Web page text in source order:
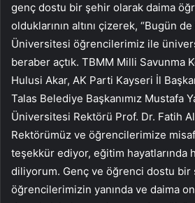
genç dostu bir şehir olarak daima
olduklarının altını çizerek, “Bugün de
Üniversitesi öğrencilerimiz ile
beraber açtık. TBMM Milli Savunma
Hulusi Akar, AK Parti Kayseri İl
Talas Belediye Başkanımız Mustafa
Üniversitesi Rektörü Prof. Dr. Fatih
Rektörümüz ve öğrencilerimize
teşekkür ediyor, eğitim hayatlarında
diliyorum. Genç ve öğrenci dostu bir
öğrencilerimizin yanında ve daima